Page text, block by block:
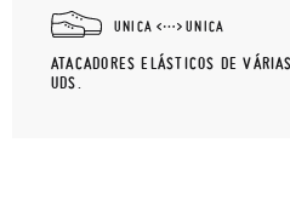
UNICA UNICA
ATACADORES ELÁSTICOS DE
UDS.